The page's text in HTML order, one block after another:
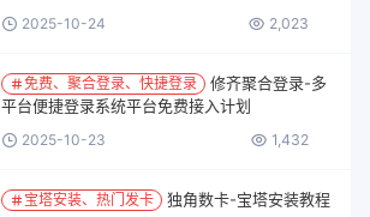
2025-10-24 2,023
免费、聚合登录、快捷登录
平台便捷登录系统平台免费接入计划
2025-10-23 1,432
宝塔安装、热门发卡 独角数卡-宝塔安装教程